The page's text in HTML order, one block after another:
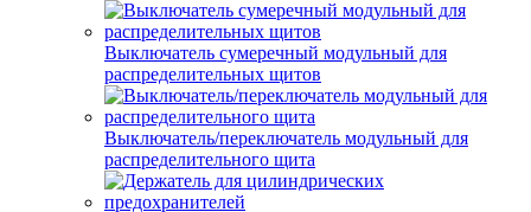
Выключатель сумеречный модульный для
распределительных щитов
Выключатель/переключатель модульный для
распределительного щита